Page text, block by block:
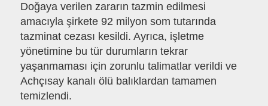
Doğaya verilen zararın tazmin edilmesi
amacıyla şirkete 92 milyon som tutarında
tazminat cezası kesildi. Ayrıca, işletme
yönetimine bu tür durumların tekrar
yaşanmaması için zorunlu talimatlar verildi ve
Achçısay kanalı ölü balıklardan tamamen
temizlendi.